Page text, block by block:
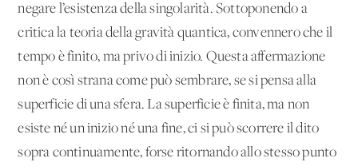
negare l’esistenza della singolarità. Sottoponendo a
critica la teoria della gravità quantica, convennero che il
tempo è finito, ma privo di inizio. Questa affermazione
non è così strana come può sembrare, se si pensa alla
superficie di una sfera. La superficie è finita, ma non
esiste né un inizio né una fine, ci si può scorrere il dito
sopra continuamente, forse ritornando allo stesso punto